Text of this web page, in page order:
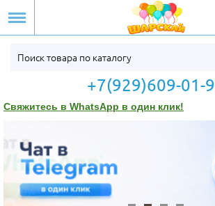
+7(929)609-01-
Свяжитесь в WhatsApp в один клик!